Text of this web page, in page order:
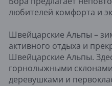
любителей комфорта и
Швейцарские Альпы –
активного отдыха и
Швейцарские Альпы.
горнолыжными
деревушками и